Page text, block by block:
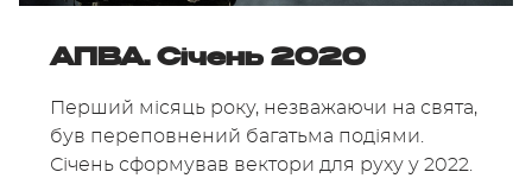
АПВА. Січень 2020
Перший місяць року, незважаючи на свята,
був переповнений багатьма подіями.
Січень сформував вектори для руху у 2022.